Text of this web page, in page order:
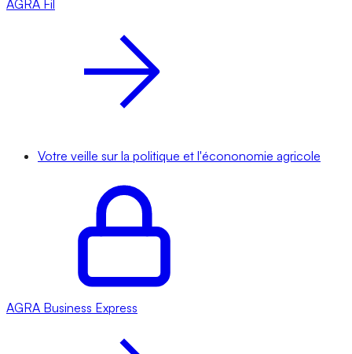
AGRA Fil
Votre veille sur la politique et l'écononomie agricole
AGRA Business Express